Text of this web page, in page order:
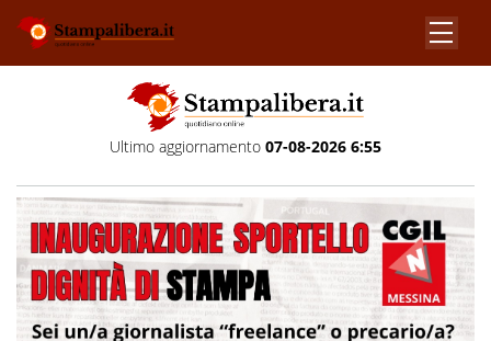
Ultimo aggiornamento 07-08-2026 6:55